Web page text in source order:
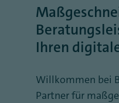
Ihren
Willkommen bei
Partner für